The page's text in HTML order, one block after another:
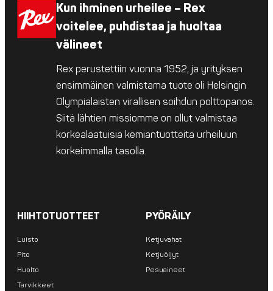
Kun ihminen urheilee – Rex
voitelee, puhdistaa ja huoltaa
välineet
Rex perustettiin vuonna 1952, ja yrityksen
ensimmäinen valmistama tuote oli Helsingin
Olympialaisten virallisen soihdun polttopanos.
Siitä lähtien missiomme on ollut valmistaa
korkealaatuisia kemiantuotteita urheiluun
korkeimmalla tasolla.
HIIHTOTUOTTEET
Luisto
Pito
Huolto
Tarvikkeet
PYÖRÄILY
Ketjuvahat
Ketjuöljyt
Pesuaineet